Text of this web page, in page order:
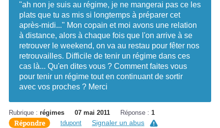
"ah non je suis au régime, je ne mangerai pas ce les
plats que tu as mis si longtemps à préparer cet
après-midi..." Mon copain et moi avons une relation
à distance, alors à chaque fois que l'on arrive à se
retrouver le weekend, on va au restau pour fêter nos
retrouvailles. Difficile de tenir un régime dans ces
cas là... Qu'en dites vous ? Comment faites vous
pour tenir un régime tout en continuant de sortir
avec vos proches ? Merci
Rubrique : régimes 07 mai 2011 Réponse : 1
Répondre tdupont
Signaler un abus